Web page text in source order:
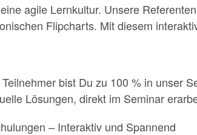
agile Lernkultur. Unsere
Flipcharts. Mit diesem
bist Du zu 100 % in unser
Lösungen, direkt im Seminar
– Interaktiv und Spannend